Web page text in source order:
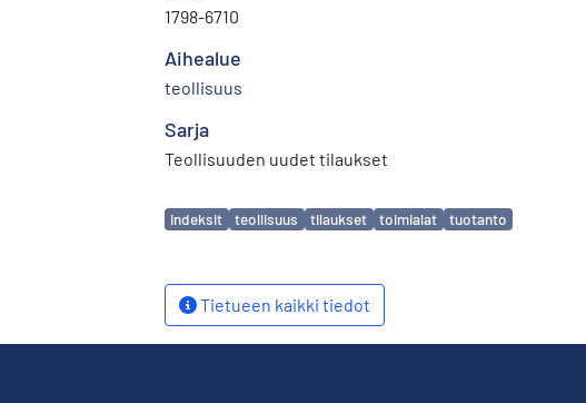
1798-6710
Aihealue
teollisuus
Sarja
Teollisuuden uudet tilaukset
Avainsanat
indeksit teollisuus tilaukset toimialat tuotanto
Tietueen kaikki tiedot